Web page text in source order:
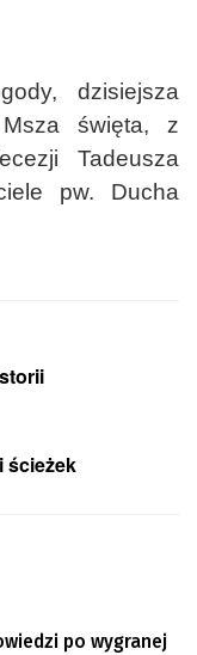
dzisiejsza
Msza święta, z
Tadeusza
pw. Ducha
ścieżek
po wygranej